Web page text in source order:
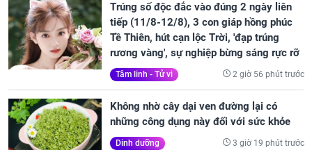
Trúng số độc đắc vào đúng 2 ngày liên
tiếp (11/8-12/8), 3 con giáp hồng phúc
Tề Thiên, hút cạn lộc Trời, 'đạp trúng
rương vàng', sự nghiệp bừng sáng rực rỡ
Tâm linh - Tử vi 2 giờ 56 phút trước
Không nhờ cây dại ven đường lại có
những công dụng này đối với sức khỏe
Dinh dưỡng 3 giờ 19 phút trước